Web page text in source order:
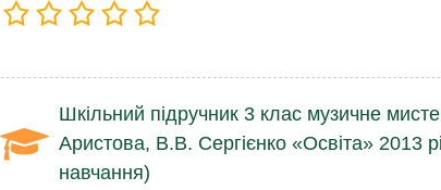
Шкільний підручник 3 клас музичне
Аристова, В.В. Сергієнко «Освіта» 2013
навчання)